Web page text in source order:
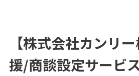
【株式会社カンリ
援/商談設定サービ